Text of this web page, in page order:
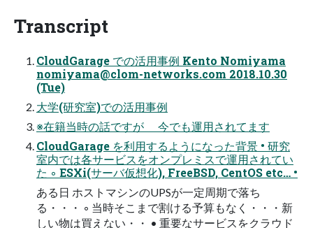
Transcript
CloudGarage での活用事例 Kento Nomiyama
nomiyama@clom-networks.com 2018.10.30
(Tue)
大学(研究室)での活用事例
※在籍当時の話ですが 今でも運用されてます
CloudGarage を利用するようになった背景 • 研究
室内では各サービスをオンプレミスで運用されてい
た ◦ ESXi(サーバ仮想化), FreeBSD, CentOS etc… •
ある日 ホストマシンのUPSが一定周期で落ち
る・・・ ◦ 当時そこまで割ける予算もなく・・・新
しい物は買えない・・ • 重要なサービスをクラウド